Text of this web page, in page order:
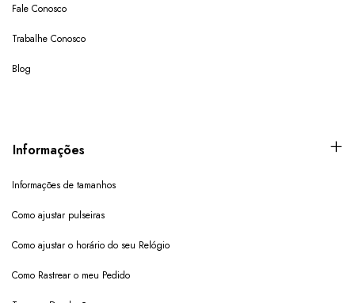
Fale Conosco
Trabalhe Conosco
Blog
Informações
Informações de tamanhos
Como ajustar pulseiras
Como ajustar o horário do seu Relógio
Como Rastrear o meu Pedido